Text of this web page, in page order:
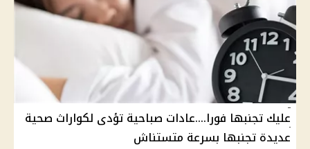
عليك تجنبها فورا....عادات صباحية تؤدى لكواراث صحية
عديدة تجنبها بسرعة متستناش